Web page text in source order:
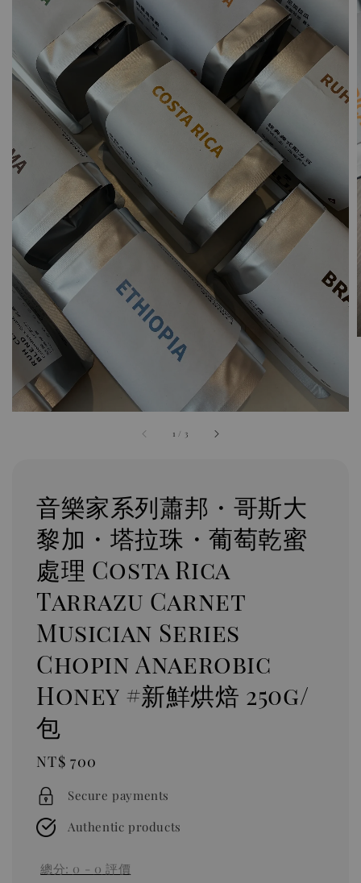
1 / 3
音樂家系列蕭邦・哥斯大
黎加・塔拉珠・葡萄乾蜜
處理 Costa Rica
Tarrazu Carnet
Musician Series
Chopin Anaerobic
Honey #新鮮烘焙 250g/
包
Regular
price
NT$ 700
Secure payments
Authentic products
總分: 0 - 0 評價